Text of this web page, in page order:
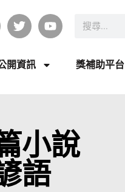
開資訊 獎補助平台
小說
語